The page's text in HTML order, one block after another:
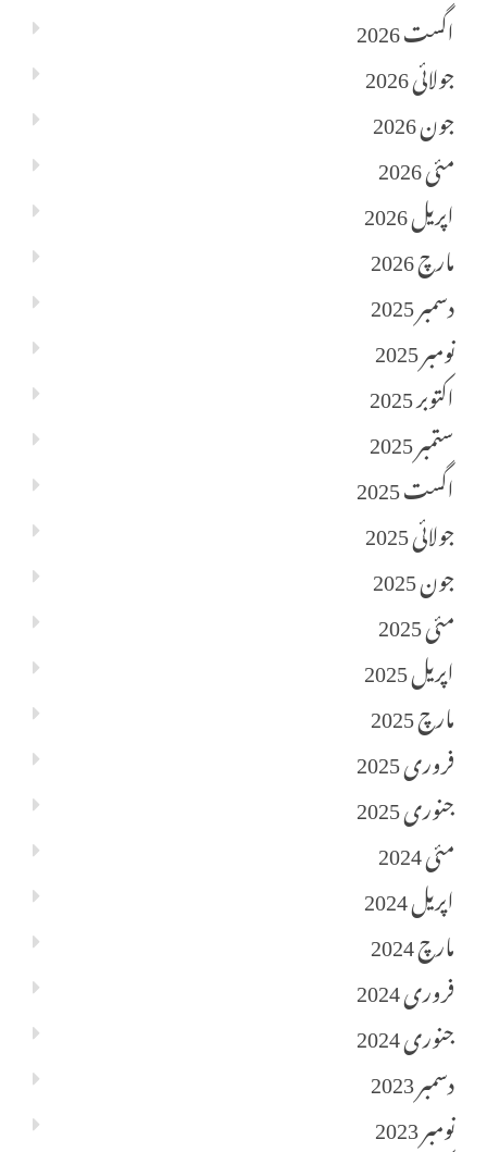
اگست 2026
جولائی 2026
جون 2026
مئی 2026
اپریل 2026
مارچ 2026
دسمبر 2025
نومبر 2025
اکتوبر 2025
ستمبر 2025
اگست 2025
جولائی 2025
جون 2025
مئی 2025
اپریل 2025
مارچ 2025
فروری 2025
جنوری 2025
مئی 2024
اپریل 2024
مارچ 2024
فروری 2024
جنوری 2024
دسمبر 2023
نومبر 2023